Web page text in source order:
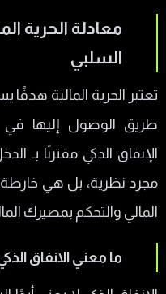
معادلة الحرية
السلبي
تعتبر الحرية المالية هدفًا
طريق الوصول إليها
الإنفاق الذكي مقترنًا بـ
مجرد نظرية، بل هي
المالي والتحكم بمصيرك
ما معني الانفاق